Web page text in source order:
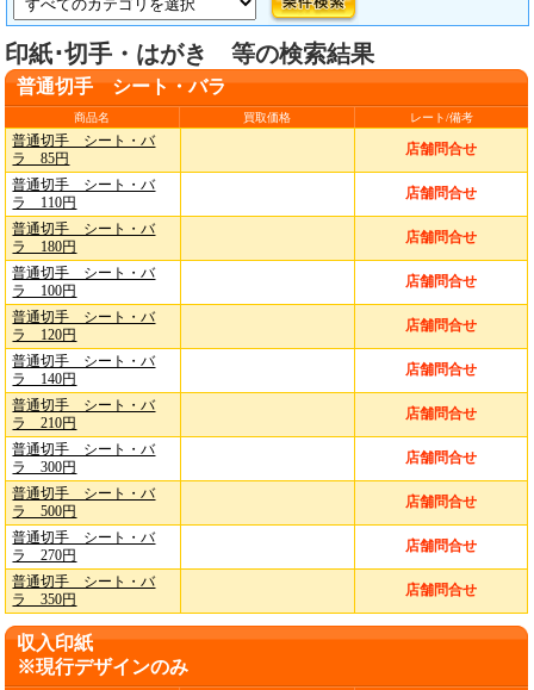
印紙･切手・はがき 等の検索結果
普通切手 シート・バラ
商品名 買取価格 レート/備考
普通切手 シート・バ
ラ 85円
店舗問合せ
普通切手 シート・バ
ラ 110円
店舗問合せ
普通切手 シート・バ
ラ 180円
店舗問合せ
普通切手 シート・バ
ラ 100円
店舗問合せ
普通切手 シート・バ
ラ 120円
店舗問合せ
普通切手 シート・バ
ラ 140円
店舗問合せ
普通切手 シート・バ
ラ 210円
店舗問合せ
普通切手 シート・バ
ラ 300円
店舗問合せ
普通切手 シート・バ
ラ 500円
店舗問合せ
普通切手 シート・バ
ラ 270円
店舗問合せ
普通切手 シート・バ
ラ 350円
店舗問合せ
収入印紙
※現行デザインのみ